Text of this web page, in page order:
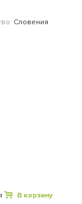
Словения
В корзину